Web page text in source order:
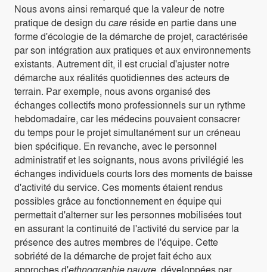
Nous avons ainsi remarqué que la valeur de notre
pratique de design du care réside en partie dans une
forme d'écologie de la démarche de projet, caractérisée
par son intégration aux pratiques et aux environnements
existants. Autrement dit, il est crucial d'ajuster notre
démarche aux réalités quotidiennes des acteurs de
terrain. Par exemple, nous avons organisé des
échanges collectifs mono professionnels sur un rythme
hebdomadaire, car les médecins pouvaient consacrer
du temps pour le projet simultanément sur un créneau
bien spécifique. En revanche, avec le personnel
administratif et les soignants, nous avons privilégié les
échanges individuels courts lors des moments de baisse
d'activité du service. Ces moments étaient rendus
possibles grâce au fonctionnement en équipe qui
permettait d'alterner sur les personnes mobilisées tout
en assurant la continuité de l'activité du service par la
présence des autres membres de l'équipe. Cette
sobriété de la démarche de projet fait écho aux
approches d'ethnographie pauvre, développées par